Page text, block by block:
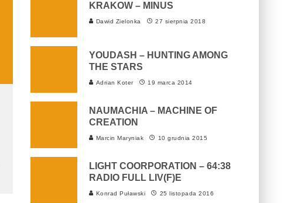
KRAKOW – MINUS
Dawid Zielonka 27 sierpnia 2018
YOUDASH – HUNTING AMONG
THE STARS
Adrian Koter 19 marca 2014
NAUMACHIA – MACHINE OF
CREATION
Marcin Maryniak 10 grudnia 2015
LIGHT COORPORATION – 64:38
RADIO FULL LIV(F)E
Konrad Puławski 25 listopada 2016